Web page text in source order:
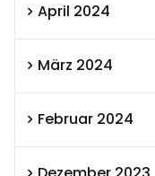
April 2024
März 2024
Februar 2024